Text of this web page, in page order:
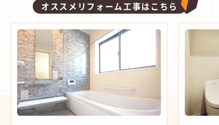
オススメリフォーム工事はこちら